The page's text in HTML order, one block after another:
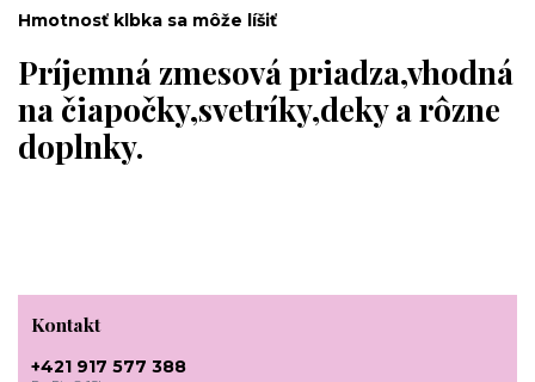
Hmotnosť klbka sa môže líšiť
Príjemná zmesová priadza,vhodná
na čiapočky,svetríky,deky a rôzne
doplnky.
Kontakt
+421 917 577 388